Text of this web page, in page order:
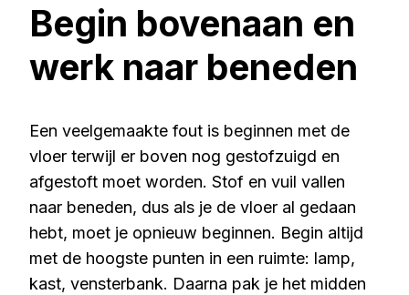
Begin bovenaan en
werk naar beneden
Een veelgemaakte fout is beginnen met de
vloer terwijl er boven nog gestofzuigd en
afgestoft moet worden. Stof en vuil vallen
naar beneden, dus als je de vloer al gedaan
hebt, moet je opnieuw beginnen. Begin altijd
met de hoogste punten in een ruimte: lamp,
kast, vensterbank. Daarna pak je het midden